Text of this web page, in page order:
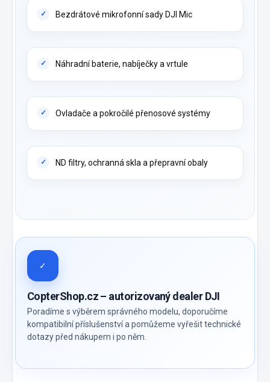
Bezdrátové mikrofonní sady DJI Mic
Náhradní baterie, nabíječky a vrtule
Ovladače a pokročilé přenosové systémy
ND filtry, ochranná skla a přepravní obaly
✓
CopterShop.cz – autorizovaný dealer DJI
Poradíme s výběrem správného modelu, doporučíme
kompatibilní příslušenství a pomůžeme vyřešit technické
dotazy před nákupem i po něm.